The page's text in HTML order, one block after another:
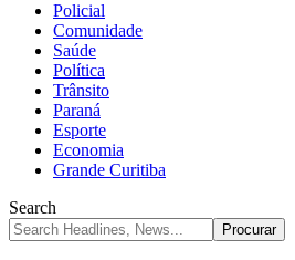
Policial
Comunidade
Saúde
Política
Trânsito
Paraná
Esporte
Economia
Grande Curitiba
Search